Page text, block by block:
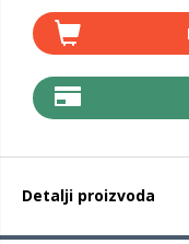
Detalji proizvoda